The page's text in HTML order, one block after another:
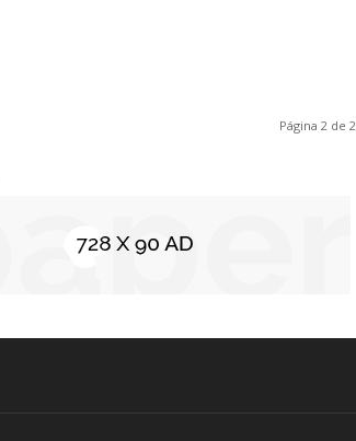
Página 2 de 2